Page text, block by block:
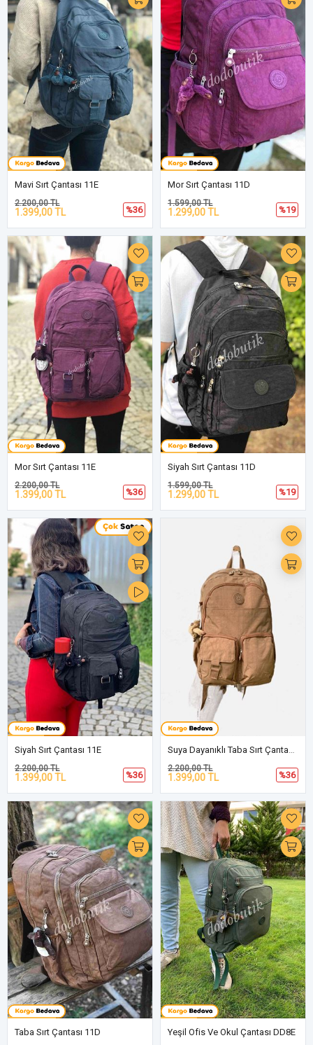
Mavi Sırt Çantası 11E
1.399,00 TL
2.200,00 TL
%36
Mor Sırt Çantası 11D
1.299,00 TL
1.599,00 TL
%19
Mor Sırt Çantası 11E
1.399,00 TL
2.200,00 TL
%36
Siyah Sırt Çantası 11D
1.299,00 TL
1.599,00 TL
%19
Siyah Sırt Çantası 11E
1.399,00 TL
2.200,00 TL
%36 1.399,00 TL
2.200,00 TL
%36
Taba Sırt Çantası 11D Yeşil Ofis Ve Okul Çantası DD8E